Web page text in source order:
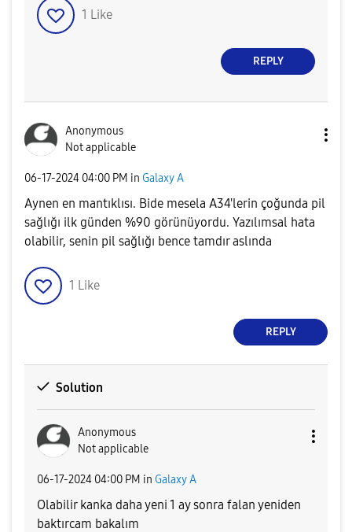
1 Like
REPLY
Anonymous
Not applicable
‎06-17-2024 04:00 PM in Galaxy A
Aynen en mantıklısı. Bide mesela A34'lerin çoğunda pil
sağlığı ilk günden %90 görünüyordu. Yazılımsal hata
olabilir, senin pil sağlığı bence tamdır aslında
1 Like
REPLY
Solution
Anonymous
Not applicable
‎06-17-2024 04:00 PM in Galaxy A
Olabilir kanka daha yeni 1 ay sonra falan yeniden
baktırcam bakalım